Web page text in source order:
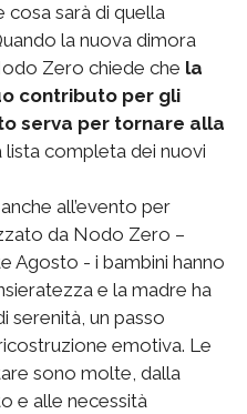
cosa sarà di quella
la nuova dimora
Zero chiede che la
contributo per gli
serva per tornare alla
lista completa dei nuovi
all’evento per
da Nodo Zero –
Agosto - i bambini hanno
e la madre ha
serenità, un passo
emotiva. Le
sono molte, dalla
e alle necessità